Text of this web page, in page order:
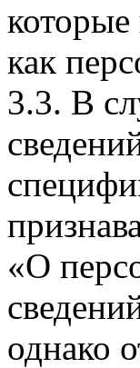
как
3.3. В
«О
однако